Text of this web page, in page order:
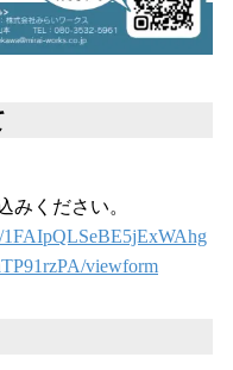
みください。
1FAIpQLSeBE5jExWAhg
viewform